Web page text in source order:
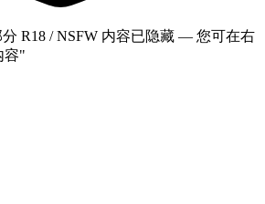
R18 / NSFW 内容已隐藏 — 您可在右
容"